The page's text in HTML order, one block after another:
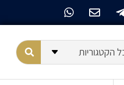
הקטגוריות